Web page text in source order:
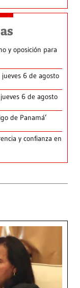
y oposición para
jueves 6 de agosto
6 de agosto
de Panamá’
y confianza en